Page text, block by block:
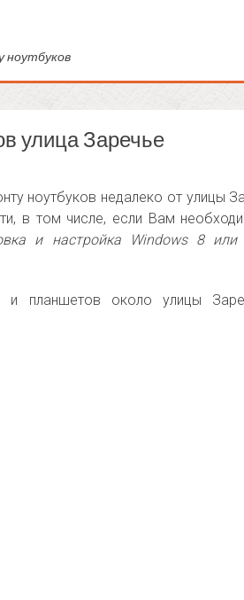
ноутбуков
улица Заречье
ноутбуков недалеко от улицы
в том числе, если Вам
и настройка Windows 8
и планшетов около улицы